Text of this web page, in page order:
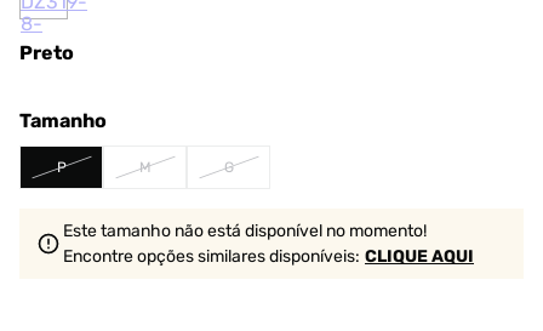
Preto
Tamanho
P M G
Este tamanho não está disponível no momento!
Encontre opções similaresdisponíveis: CLIQUE AQUI